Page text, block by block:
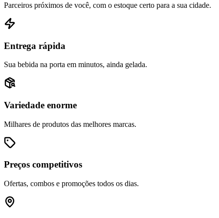
Parceiros próximos de você, com o estoque certo para a sua cidade.
Entrega rápida
Sua bebida na porta em minutos, ainda gelada.
Variedade enorme
Milhares de produtos das melhores marcas.
Preços competitivos
Ofertas, combos e promoções todos os dias.